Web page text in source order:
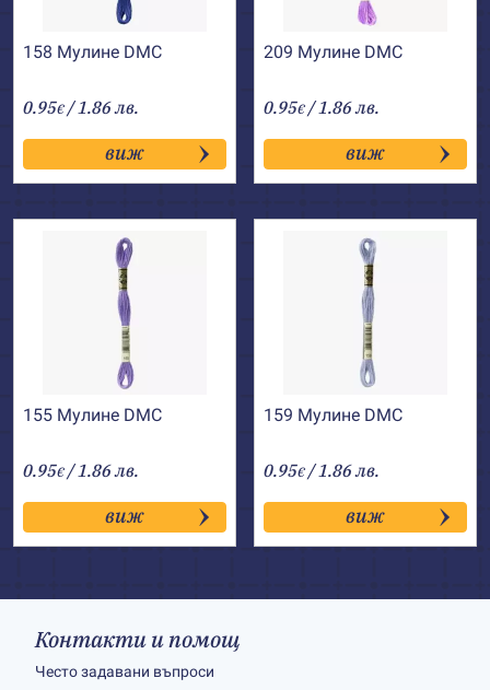
158 Мулине DMC
0.95€ / 1.86 лв.
виж
209 Мулине DMC
0.95€ / 1.86 лв.
виж
155 Мулине DMC
0.95€ / 1.86 лв.
виж
159 Мулине DMC
0.95€ / 1.86 лв.
виж
Контакти и помощ
Често задавани въпроси